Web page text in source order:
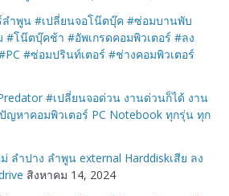
ลำพูน #เปลี่ยนจอโน๊ตบุ๊ค #ซ่อมบานพับ
โน๊ตบุ๊คช้า #อัพเกรดคอมพิวเตอร์ #ลง
#ซ่อมปรินท์เตอร์ #ช่างคอมพิวเตอร์
#เปลี่ยนจอด่วน งานด่วนก็ได้ งาน
หาคอมพิวเตอร์ PC Notebook ทุกรุ่น ทุก
ลำปาง ลำพูน external Harddiskเสีย ลง
สิงหาคม 14, 2024